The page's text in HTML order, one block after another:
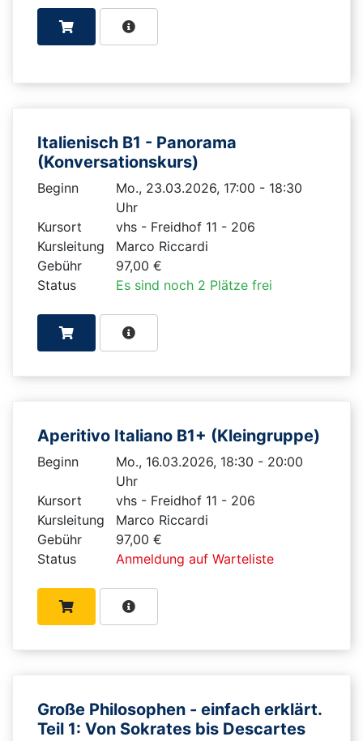
Italienisch B1 - Panorama
(Konversationskurs)
Beginn
Mo., 23.03.2026, 17:00 - 18:30
Uhr
Kursort
vhs - Freidhof 11 - 206
Kursleitung
Marco Riccardi
Gebühr
97,00 €
Status
Es sind noch 2 Plätze frei
Aperitivo Italiano B1+ (Kleingruppe)
Beginn
Mo., 16.03.2026, 18:30 - 20:00
Uhr
Kursort
vhs - Freidhof 11 - 206
Kursleitung
Marco Riccardi
Gebühr
97,00 €
Status
Anmeldung auf Warteliste
Große Philosophen - einfach erklärt.
Teil 1: Von Sokrates bis Descartes